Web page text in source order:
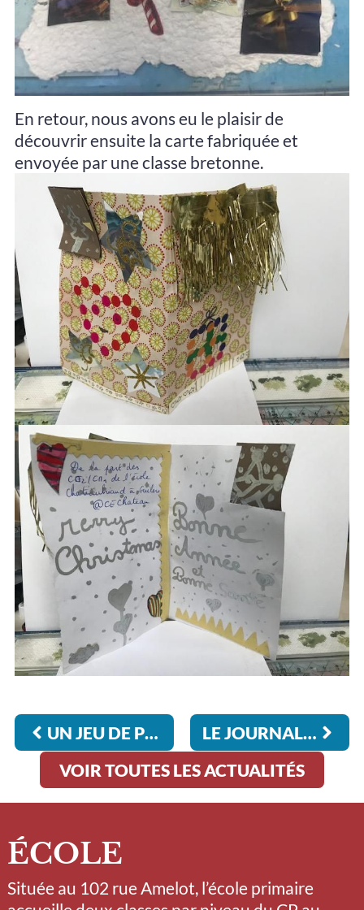
En retour, nous avons eu le plaisir de
découvrir ensuite la carte fabriquée et
envoyée par une classe bretonne.​
UN JEU DE PISTE À LA PLACE DES VOSGES POUR LES CM1 B
LE JOURNAL DES TWITTCLASSES POUR LES CLASSES DE CM1
VOIR TOUTES LES ACTUALITÉS
ÉCOLE
Située au 102 rue Amelot, l’école primaire